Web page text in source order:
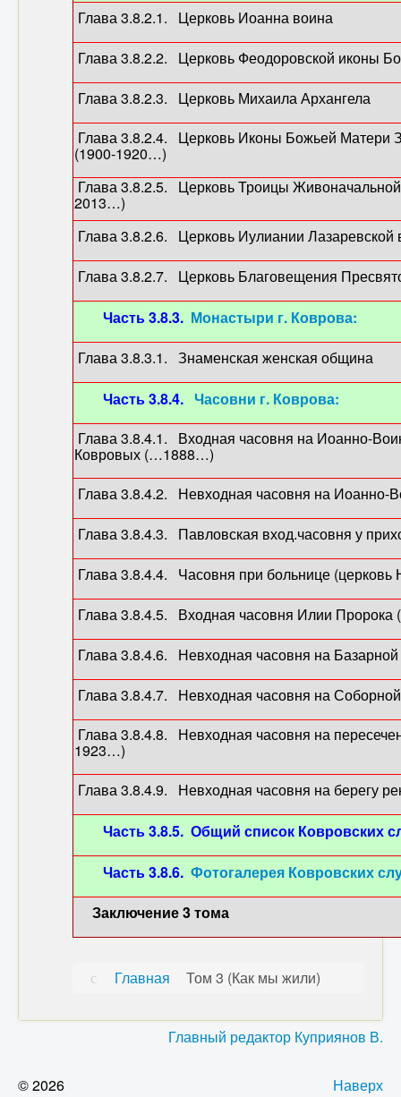
Глава 3.8.2.1. Церковь Иоанна
Глава 3.8.2.2. Церковь Феодоровской иконы
Глава 3.8.2.3. Церковь Михаила
Глава 3.8.2.4. Церковь Иконы Божьей Матери
(1900-1920…)
Глава 3.8.2.5. Церковь Троицы
2013…)
Глава 3.8.2.6. Церковь Иулиании
Глава 3.8.2.7. Церковь Благовещения
Часть 3.8.3. Монастыри г. Коврова:
Глава 3.8.3.1. Знаменская женская
Часть 3.8.4. Часовни г. Коврова:
Глава 3.8.4.1. Входная часовня на Иоанно-
Ковровых (…1888…)
Глава 3.8.4.2. Невходная часовня на
Глава 3.8.4.3. Павловская вход.часовня у
Глава 3.8.4.4. Часовня при больнице
Глава 3.8.4.5. Входная часовня Илии
Глава 3.8.4.6. Невходная часовня на
Глава 3.8.4.7. Невходная часовня на
Глава 3.8.4.8. Невходная часовня на
1923…)
Глава 3.8.4.9. Невходная часовня на берегу
Часть 3.8.5. Общий список Ковровских
Часть 3.8.6. Фотогалерея Ковровских
Заключение 3 тома
Главная Том 3 (Как мы жили)
Главный редактор Куприянов В.
Наверх
© 2026